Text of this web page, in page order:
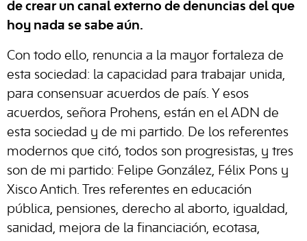
de crear un canal externo de denuncias del que
hoy nada se sabe aún.
Con todo ello, renuncia a la mayor fortaleza de
esta sociedad: la capacidad para trabajar unida,
para consensuar acuerdos de país. Y esos
acuerdos, señora Prohens, están en el ADN de
esta sociedad y de mi partido. De los referentes
modernos que citó, todos son progresistas, y tres
son de mi partido: Felipe González, Félix Pons y
Xisco Antich. Tres referentes en educación
pública, pensiones, derecho al aborto, igualdad,
sanidad, mejora de la financiación, ecotasa,